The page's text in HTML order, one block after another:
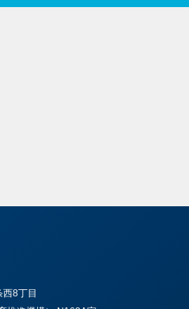
8丁目